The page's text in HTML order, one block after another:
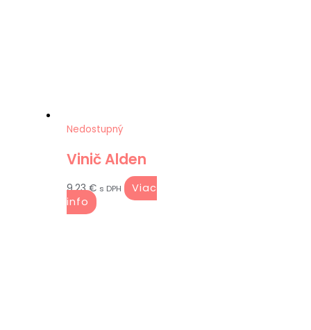
Nedostupný
Vinič Alden
9.23€ s DPH
Viac
info